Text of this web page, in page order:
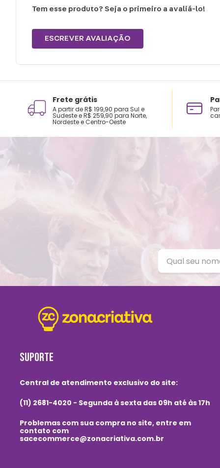
Tem esse produto? Seja o primeiro a avaliá-lo!
ESCREVER AVALIAÇÃO
Frete grátis
A partir de R$ 199,90 para Sul e
Sudeste e R$ 259,90 para Norte,
Nordeste e Centro-Oeste
SUPORTE
Central de atendimento exclusivo do site:
(11) 2681-4020 - Segunda à sexta das 09h até às 17h
Problemas com sua compra no site, entre em
contato com
sacecommerce@zonacriativa.com.br